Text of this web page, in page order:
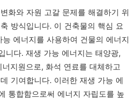
화와 자원 고갈 문제를 해결하기 위
방식입니다. 이 건축물의 핵심 요
에너지를 사용하여 건물의 에너지
니다. 재생 가능 에너지는 태양광,
지원으로, 화석 연료를 대체하고
기여합니다. 이러한 재생 가능 에
통합함으로써 에너지 자립도를 높